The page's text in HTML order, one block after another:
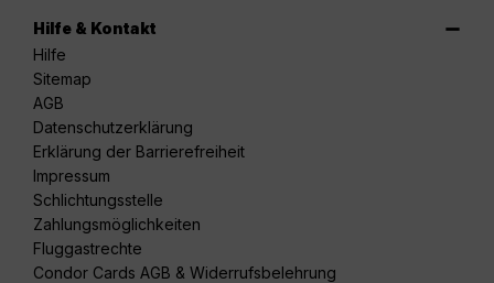
Hilfe & Kontakt
Hilfe
Sitemap
AGB
Datenschutzerklärung
Erklärung der Barrierefreiheit
Impressum
Schlichtungsstelle
Zahlungsmöglichkeiten
Fluggastrechte
Condor Cards AGB & Widerrufsbelehrung